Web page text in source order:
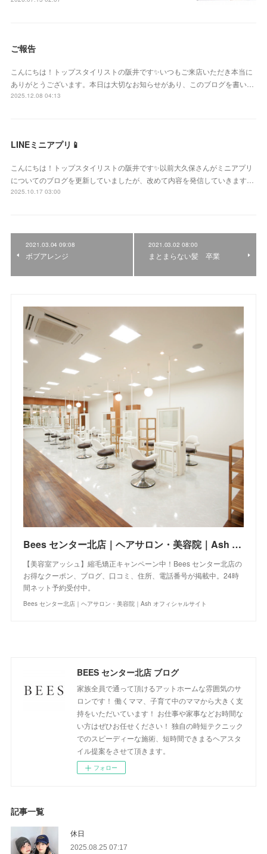
ご報告
こんにちは！トップスタイリストの阪井です✨いつもご来店いただき本当に
ありがとうございます。本日は大切なお知らせがあり、このブログを書い…
2025.12.08 04:13
LINEミニアプリ📱
こんにちは！トップスタイリストの阪井です✨以前大久保さんがミニアプリ
についてのブログを更新していましたが、改めて内容を発信していきます…
2025.10.17 03:00
2021.03.04 09:08
ボブアレンジ
2021.03.02 08:00
まとまらない髪 卒業
Bees センター北店｜ヘアサロン・美容院｜Ash オフィシャルサイト
【美容室アッシュ】縮毛矯正キャンペーン中！Bees センター北店の
お得なクーポン、ブログ、口コミ、住所、電話番号が掲載中。24時
間ネット予約受付中。
Bees センター北店｜ヘアサロン・美容院｜Ash オフィシャルサイト
BEES センター北店 ブログ
家族全員で通って頂けるアットホームな雰囲気のサ
ロンです！ 働くママ、子育て中のママから大きく支
持をいただいています！ お仕事や家事などお時間な
い方はぜひお任せください！ 独自の時短テクニック
でのスピーディーな施術、短時間できまるヘアスタ
イル提案をさせて頂きます。
フォロー
記事一覧
休日
2025.08.25 07:17